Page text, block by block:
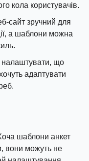
кола користувачів.
сайт зручний для
а шаблони можна
налаштувати, що
адаптувати
шаблони анкет
вони можуть не